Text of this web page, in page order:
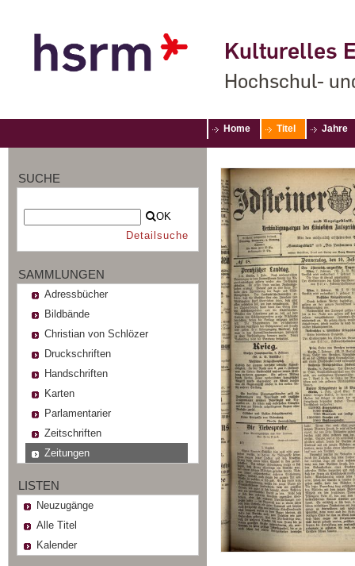
Kulturelles
Hochschul-
Home Titel Jahre
SUCHE
OK
Detailsuche
SAMMLUNGEN
Adressbücher
Bildbände
Christian von Schlözer
Druckschriften
Handschriften
Karten
Parlamentarier
Zeitschriften
Zeitungen
LISTEN
Neuzugänge
Alle Titel
Kalender